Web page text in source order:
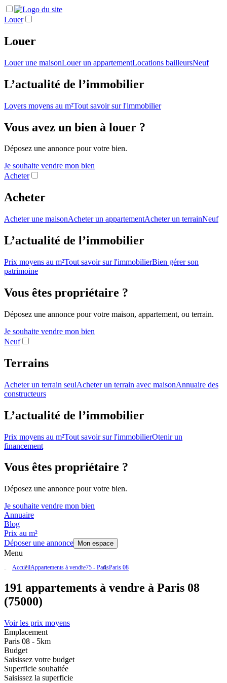
Louer
Louer
Louer une maisonLouer un appartementLocations bailleursNeuf
L’actualité de l’immobilier
Loyers moyens au m²Tout savoir sur l'immobilier
Vous avez un bien à louer ?
Déposez une annonce pour votre bien.
Je souhaite vendre mon bien
Acheter
Acheter
Acheter une maisonAcheter un appartementAcheter un terrainNeuf
L’actualité de l’immobilier
Prix moyens au m²Tout savoir sur l'immobilierBien gérer son
patrimoine
Vous êtes propriétaire ?
Déposez une annonce pour votre maison, appartement, ou terrain.
Je souhaite vendre mon bien
Neuf
Terrains
Acheter un terrain seulAcheter un terrain avec maisonAnnuaire des
constructeurs
L’actualité de l’immobilier
Prix moyens au m²Tout savoir sur l'immobilierOtenir un
financement
Vous êtes propriétaire ?
Déposez une annonce pour votre bien.
Je souhaite vendre mon bien
Annuaire
Blog
Prix au m²
Déposer une annonce
Mon espace
Menu
AccueilAppartements à vendre75 - ParisParis 08
191 appartements à vendre à Paris 08
(75000)
Voir les prix moyens
Emplacement
Paris 08 - 5km
Budget
Saisissez votre budget
Superficie souhaitée
Saisissez la superficie